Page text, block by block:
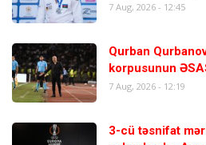
7 Aug, 2026 - 12:45
Qurban
korpusunun
7 Aug, 2026 - 12:19
3-cü təsnifat